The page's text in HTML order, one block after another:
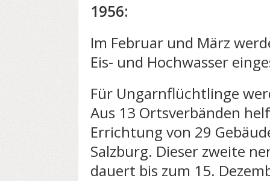
1956:
Im Februar und März
Eis- und Hochwasser
Für Ungarnflüchtlinge
Aus 13 Ortsverbänden
Errichtung von 29
Salzburg. Dieser zweite
dauert bis zum 15.